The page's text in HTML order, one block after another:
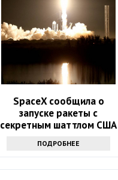
SpaceX сообщила о
запуске ракеты с
секретным шаттлом США
ПОДРОБНЕЕ